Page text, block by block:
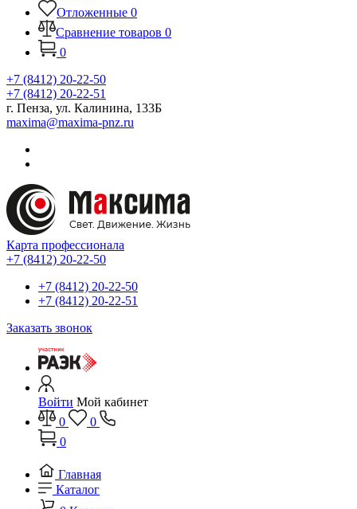
Отложенные 0
Сравнение товаров 0
0
+7 (8412) 20-22-50
+7 (8412) 20-22-51
г. Пенза, ул. Калинина, 133Б
maxima@maxima-pnz.ru
Карта профессионала
+7 (8412) 20-22-50
+7 (8412) 20-22-50
+7 (8412) 20-22-51
Заказать звонок
Войти Мой кабинет
0
0
0
Главная
Каталог